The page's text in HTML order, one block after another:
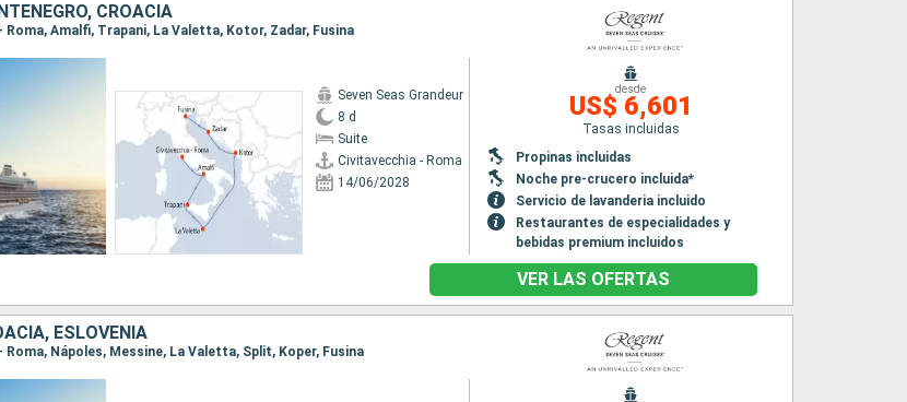
CROACIA
Roma, Amalfi, Trapani, La Valetta, Kotor, Zadar, Fusina
Seven Seas Grandeur
8 d
Suite
Civitavecchia - Roma
14/06/2028
desde
US$ 6,601
Tasas incluidas
Propinas incluidas
Noche pre-crucero incluida*
Servicio de lavanderia incluido
Restaurantes de especialidades y
bebidas premium incluidos
VER LAS OFERTAS
ESLOVENIA
Roma, Nápoles, Messine, La Valetta, Split, Koper, Fusina